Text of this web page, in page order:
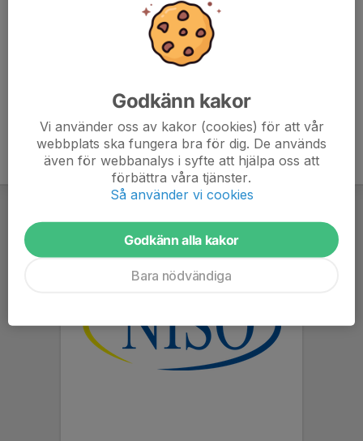
Godkänn kakor
Vi använder oss av kakor (cookies) för att vår
webbplats ska fungera bra för dig. De används
även för webbanalys i syfte att hjälpa oss att
förbättra våra tjänster.
Så använder vi cookies
Godkänn alla kakor
Bara nödvändiga